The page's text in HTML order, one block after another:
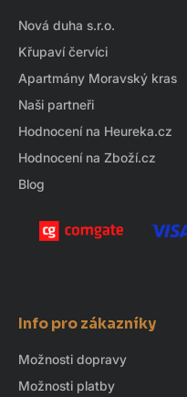
Nová duha s.r.o.
Křupaví červíci
Apartmány Moravský kras
Naši partneři
Hodnocení na Heureka.cz
Hodnocení na Zboží.cz
Blog
Info pro zákazníky
Možnosti dopravy
Možnosti platby